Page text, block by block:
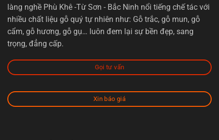
làng nghề Phù Khê -Từ Sơn - Bắc Ninh nổi tiếng chế tác với
nhiều chất liệu gỗ quý tự nhiên như: Gỗ trắc, gỗ mun, gỗ
cẩm, gỗ hương, gỗ gụ… luôn đem lại sự bền đẹp, sang
trọng, đẳng cấp.
Gọi tư vấn
Xin báo giá